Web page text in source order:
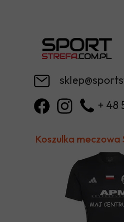
+ 48
Koszulka meczowa